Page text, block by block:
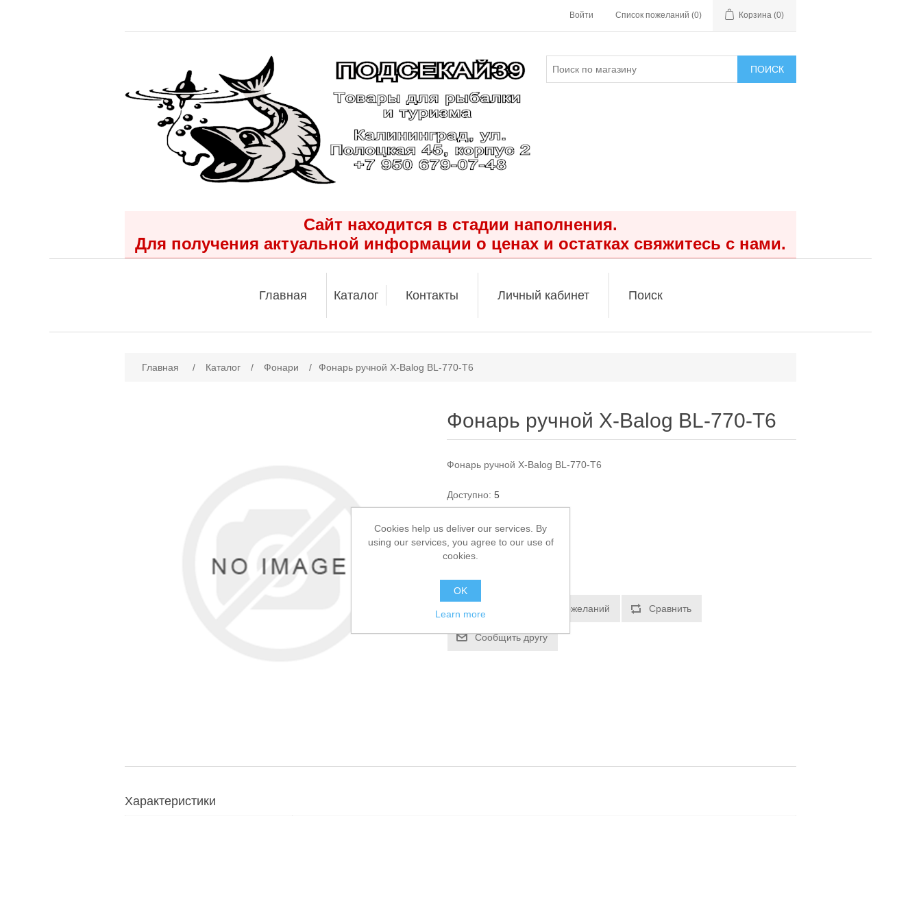
Войти Список пожеланий (0) Корзина (0)
ПОИСК
Сайт находится в стадии наполнения.
Для получения актуальной информации о ценах и остатках свяжитесь с нами.
Главная Каталог Контакты Личный кабинет Поиск
Главная / Каталог / Фонари / Фонарь ручной X-Balog BL-770-T6
Фонарь ручной X-Balog BL-770-T6
Фонарь ручной X-Balog BL-770-T6
Доступно: 5
0,00 ₽
Добавить в список пожеланий Сравнить
Сообщить другу
Характеристики
Cookies help us deliver our services. By
using our services, you agree to our use of
cookies.
OK
Learn more